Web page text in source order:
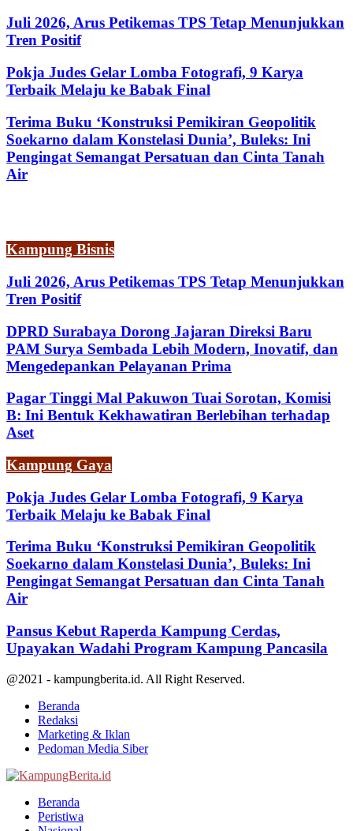
Juli 2026, Arus Petikemas TPS Tetap Menunjukkan
Tren Positif
Pokja Judes Gelar Lomba Fotografi, 9 Karya
Terbaik Melaju ke Babak Final
Terima Buku ‘Konstruksi Pemikiran Geopolitik
Soekarno dalam Konstelasi Dunia’, Buleks: Ini
Pengingat Semangat Persatuan dan Cinta Tanah
Air
Kampung Bisnis
Juli 2026, Arus Petikemas TPS Tetap Menunjukkan
Tren Positif
DPRD Surabaya Dorong Jajaran Direksi Baru
PAM Surya Sembada Lebih Modern, Inovatif, dan
Mengedepankan Pelayanan Prima
Pagar Tinggi Mal Pakuwon Tuai Sorotan, Komisi
B: Ini Bentuk Kekhawatiran Berlebihan terhadap
Aset
Kampung Gaya
Pokja Judes Gelar Lomba Fotografi, 9 Karya
Terbaik Melaju ke Babak Final
Terima Buku ‘Konstruksi Pemikiran Geopolitik
Soekarno dalam Konstelasi Dunia’, Buleks: Ini
Pengingat Semangat Persatuan dan Cinta Tanah
Air
Pansus Kebut Raperda Kampung Cerdas,
Upayakan Wadahi Program Kampung Pancasila
@2021 - kampungberita.id. All Right Reserved.
Beranda
Redaksi
Marketing & Iklan
Pedoman Media Siber
Beranda
Peristiwa